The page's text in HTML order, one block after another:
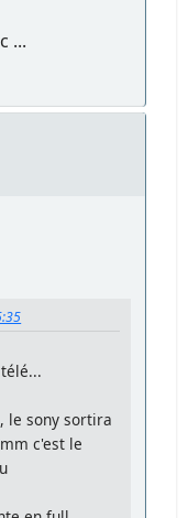
...
le sony sortira
c'est le